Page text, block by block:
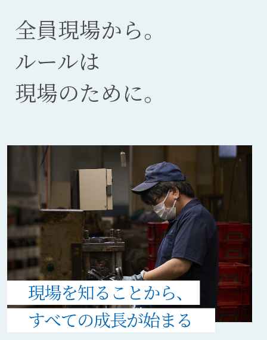
度
｜
丸
信
所
｜
未
経
験
全員現場から。
ルールは
現場のために。